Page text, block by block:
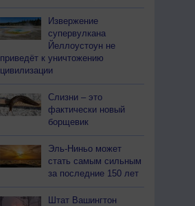
Извержение
супервулкана
Йеллоустоун не
приведёт к уничтожению
цивилизации
Слизни – это
фактически новый
борщевик
Эль-Ниньо может
стать самым сильным
за последние 150 лет
Штат Вашингтон